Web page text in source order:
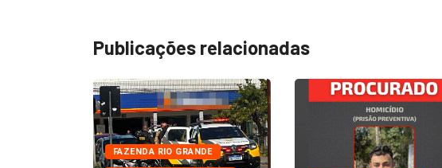
Publicações relacionadas
FAZENDA RIO GRANDE